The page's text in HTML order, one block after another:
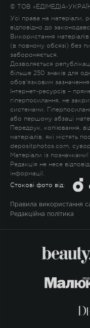
© ТОВ «ЕДІМЕДІА-
Усі права на матеріали,
відповідно до
Використання
(в повному обсязі) без
забороняється.
Дозволяється
більше 250 знаків для
обов'язковим
Інтернет-ресурсів –
гіперпосилання, не
системами.
або першому абзаці
Передрук, копіювання,
матеріалів, які містять
depositphotos.com,
Матеріали із позначками!
Редакція не несе
інформації.
Стокові фото від:
Правила використання
Редакційна політика